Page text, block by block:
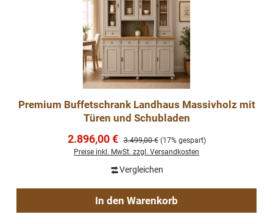
Premium Buffetschrank Landhaus Massivholz mit
Türen und Schubladen
Verkaufspreis:
2.896,00 € Regulärer Preis:
3.499,00 € (17% gespart)
Preise inkl. MwSt. zzgl. Versandkosten
Vergleichen
In den Warenkorb